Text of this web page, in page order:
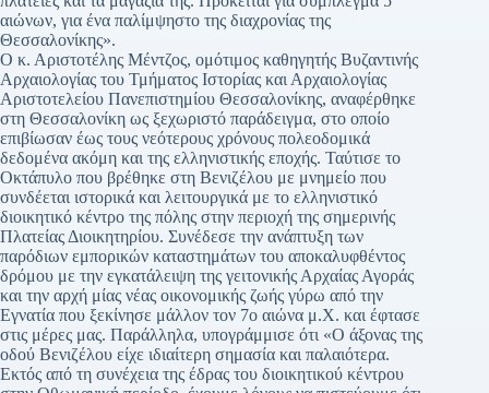
αιώνων, για ένα παλίμψηστο της διαχρονίας της
Θεσσαλονίκης».
Ο κ. Αριστοτέλης Μέντζος, ομότιμος καθηγητής Βυζαντινής
Αρχαιολογίας του Τμήματος Ιστορίας και Αρχαιολογίας
Αριστοτελείου Πανεπιστημίου Θεσσαλονίκης, αναφέρθηκε
στη Θεσσαλονίκη ως ξεχωριστό παράδειγμα, στο οποίο
επιβίωσαν έως τους νεότερους χρόνους πολεοδομικά
δεδομένα ακόμη και της ελληνιστικής εποχής. Ταύτισε το
Οκτάπυλο που βρέθηκε στη Βενιζέλου με μνημείο που
συνδέεται ιστορικά και λειτουργικά με το ελληνιστικό
διοικητικό κέντρο της πόλης στην περιοχή της σημερινής
Πλατείας Διοικητηρίου. Συνέδεσε την ανάπτυξη των
παρόδιων εμπορικών καταστημάτων του αποκαλυφθέντος
δρόμου με την εγκατάλειψη της γειτονικής Αρχαίας Αγοράς
και την αρχή μίας νέας οικονομικής ζωής γύρω από την
Εγνατία που ξεκίνησε μάλλον τον 7ο αιώνα μ.Χ. και έφτασε
στις μέρες μας. Παράλληλα, υπογράμμισε ότι «Ο άξονας της
οδού Βενιζέλου είχε ιδιαίτερη σημασία και παλαιότερα.
Εκτός από τη συνέχεια της έδρας του διοικητικού κέντρου